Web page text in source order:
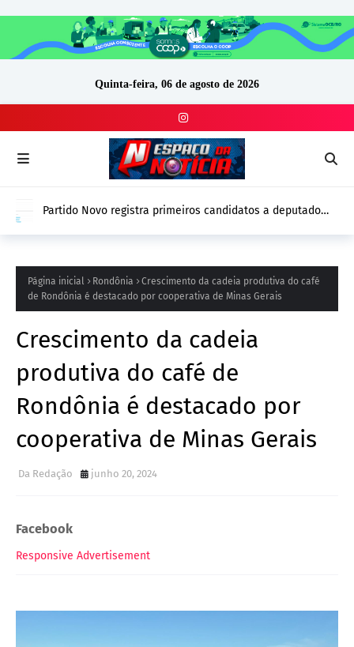
Quinta-feira, 06 de agosto de 2026
Partido Novo registra primeiros candidatos a deputado
Página inicial Rondônia
Crescimento da cadeia produtiva do café
de Rondônia é destacado por cooperativa de Minas Gerais
Crescimento da cadeia
produtiva do café de
Rondônia é destacado por
cooperativa de Minas Gerais
Da Redação junho 20, 2024
Facebook
Responsive Advertisement